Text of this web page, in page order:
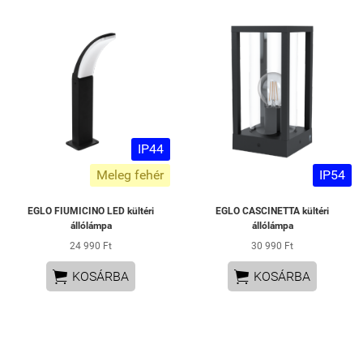
IP44
Meleg fehér
EGLO FIUMICINO LED kültéri
állólámpa
24 990 Ft
 KOSÁRBA
IP54
EGLO CASCINETTA kültéri
állólámpa
30 990 Ft
 KOSÁRBA